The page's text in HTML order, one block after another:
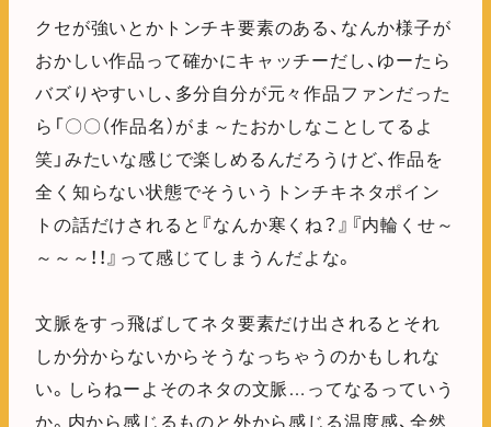
クセが強いとかトンチキ要素のある、なんか様子が
おかしい作品って確かにキャッチーだし、ゆーたら
バズりやすいし、多分自分が元々作品ファンだった
ら「〇〇（作品名）がま～たおかしなことしてるよ
笑」みたいな感じで楽しめるんだろうけど、作品を
全く知らない状態でそういうトンチキネタポイン
トの話だけされると『なんか寒くね？』『内輪くせ～
～～～！！』って感じてしまうんだよな。
文脈をすっ飛ばしてネタ要素だけ出されるとそれ
しか分からないからそうなっちゃうのかもしれな
い。しらねーよそのネタの文脈…ってなるっていう
か。内から感じるものと外から感じる温度感、全然